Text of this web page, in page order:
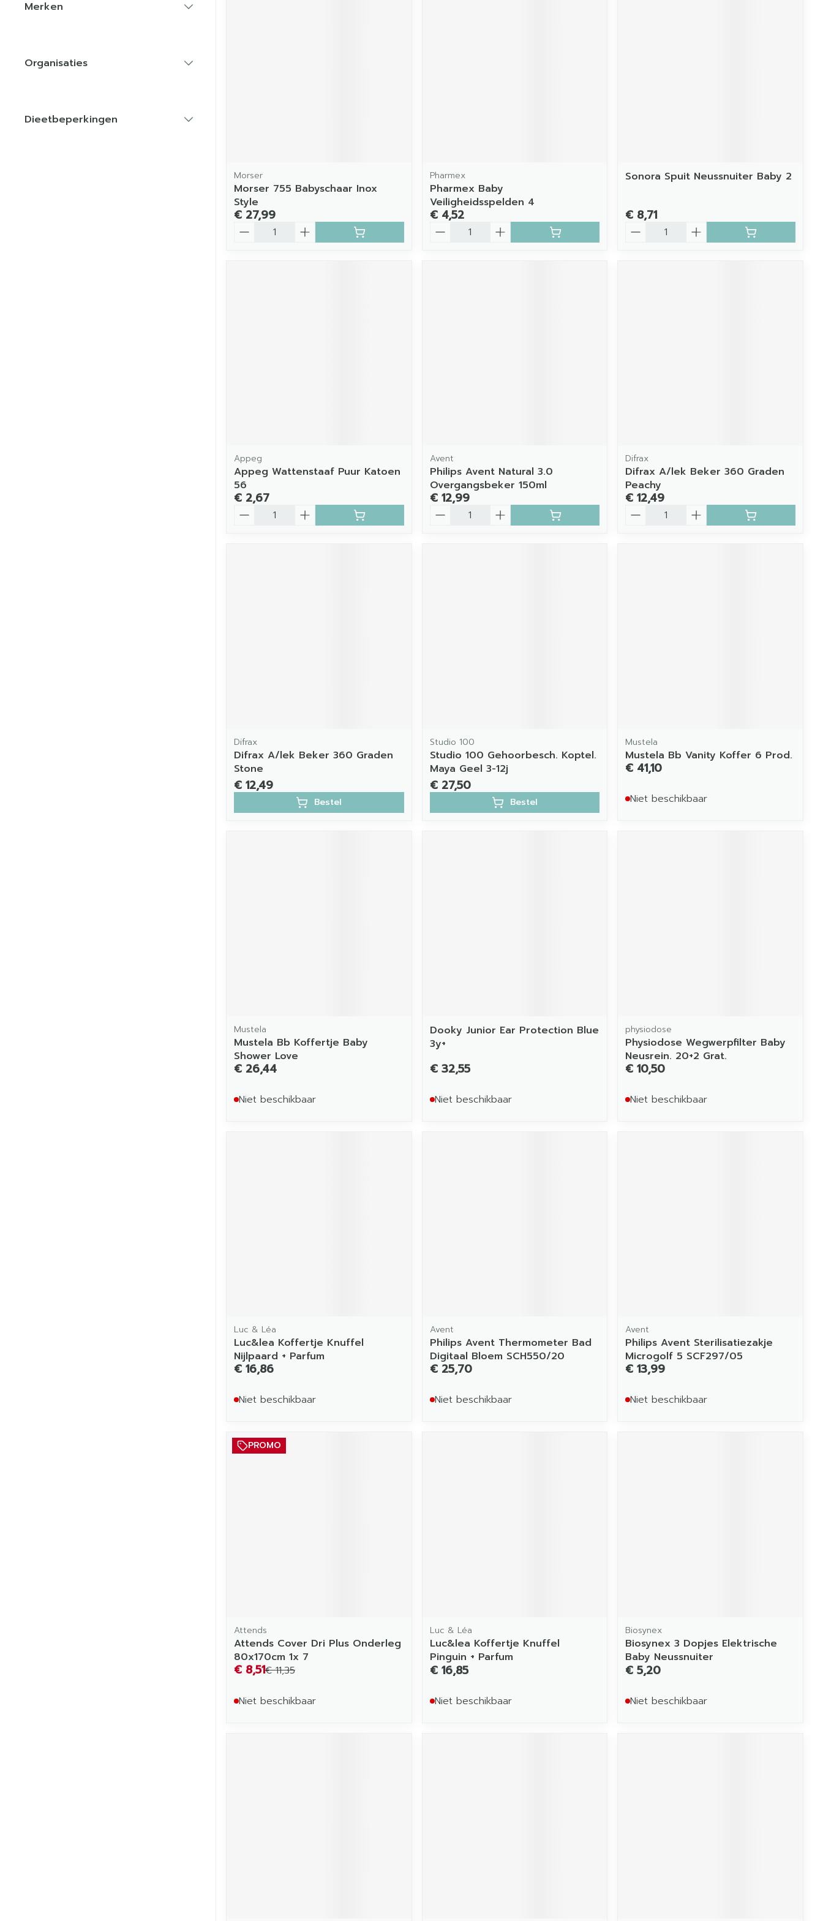
Merken
Organisaties
Dieetbeperkingen
Morser
Morser 755 Babyschaar Inox
Style
€ 27,99
Pharmex
Pharmex Baby
Veiligheidsspelden 4
€ 4,52
Sonora Spuit Neussnuiter Baby 2
€ 8,71
Appeg
Appeg Wattenstaaf Puur Katoen
56
€ 2,67
Avent
Philips Avent Natural 3.0
Overgangsbeker 150ml
€ 12,99
Difrax
Difrax A/lek Beker 360 Graden
Peachy
€ 12,49
Difrax
Difrax A/lek Beker 360 Graden
Stone
€ 12,49
Bestel
Studio 100
Studio 100 Gehoorbesch. Koptel.
Maya Geel 3-12j
€ 27,50
Bestel
Mustela
Mustela Bb Vanity Koffer 6 Prod.
€ 41,10
Niet beschikbaar
Mustela
Mustela Bb Koffertje Baby
Shower Love
€ 26,44
Niet beschikbaar
Dooky Junior Ear Protection Blue
3y+
€ 32,55
Niet beschikbaar
physiodose
Physiodose Wegwerpfilter Baby
Neusrein. 20+2 Grat.
€ 10,50
Niet beschikbaar
Luc & Léa
Luc&lea Koffertje Knuffel
Nijlpaard + Parfum
€ 16,86
Niet beschikbaar
Avent
Philips Avent Thermometer Bad
Digitaal Bloem SCH550/20
€ 25,70
Niet beschikbaar
Avent
Philips Avent Sterilisatiezakje
Microgolf 5 SCF297/05
€ 13,99
Niet beschikbaar
PROMO
Attends
Attends Cover Dri Plus Onderleg
80x170cm 1x 7
€ 11,35
€ 8,51
Niet beschikbaar
Luc & Léa
Luc&lea Koffertje Knuffel
Pinguin + Parfum
€ 16,85
Niet beschikbaar
Biosynex
Biosynex 3 Dopjes Elektrische
Baby Neussnuiter
€ 5,20
Niet beschikbaar